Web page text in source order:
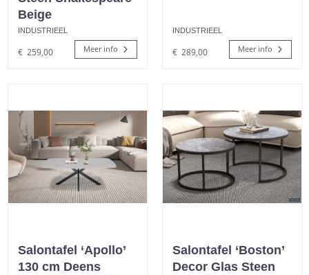
Beige
INDUSTRIEEL
€ 259,00 Meer info
INDUSTRIEEL
€ 289,00 Meer info
Salontafel ‘Apollo’
130 cm Deens
Salontafel ‘Boston’
Decor Glas Steen